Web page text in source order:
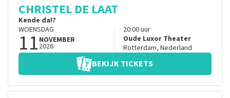
CHRISTEL DE LAAT
Kende da!?
WOENSDAG
11 NOVEMBER
2026
20:00uur
Oude Luxor Theater
Rotterdam, Nederland
BEKIJK TICKETS